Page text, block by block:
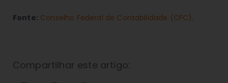
Fonte: Conselho Federal de Contabilidade (CFC).
Compartilhar este artigo: